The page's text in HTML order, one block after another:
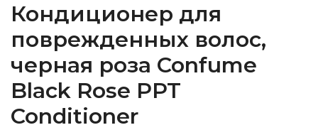
Кондиционер для
поврежденных волос,
черная роза Confume
Black Rose PPT
Conditioner